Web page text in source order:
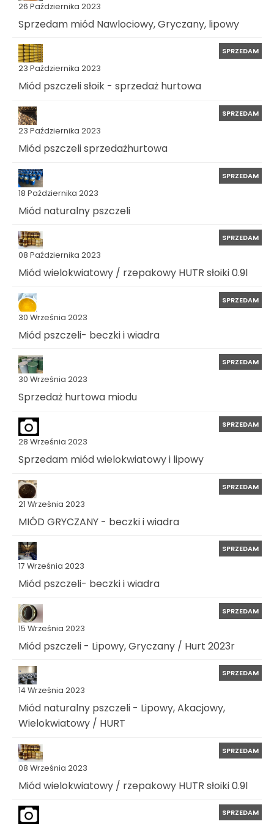
26 Października 2023
Sprzedam miód Nawlociowy, Gryczany, lipowy
23 Października 2023
SPRZEDAM
Miód pszczeli słoik - sprzedaż hurtowa
23 Października 2023
SPRZEDAM
Miód pszczeli sprzedażhurtowa
18 Października 2023
SPRZEDAM
Miód naturalny pszczeli
08 Października 2023
SPRZEDAM
Miód wielokwiatowy / rzepakowy HUTR słoiki 0.9l
30 Września 2023
SPRZEDAM
Miód pszczeli- beczki i wiadra
30 Września 2023
SPRZEDAM
Sprzedaż hurtowa miodu
28 Września 2023
SPRZEDAM
Sprzedam miód wielokwiatowy i lipowy
21 Września 2023
SPRZEDAM
MIÓD GRYCZANY - beczki i wiadra
17 Września 2023
SPRZEDAM
Miód pszczeli- beczki i wiadra
15 Września 2023
SPRZEDAM
Miód pszczeli - Lipowy, Gryczany / Hurt 2023r
14 Września 2023
SPRZEDAM
Miód naturalny pszczeli - Lipowy, Akacjowy,
Wielokwiatowy / HURT
08 Września 2023
SPRZEDAM
Miód wielokwiatowy / rzepakowy HUTR słoiki 0.9l
SPRZEDAM